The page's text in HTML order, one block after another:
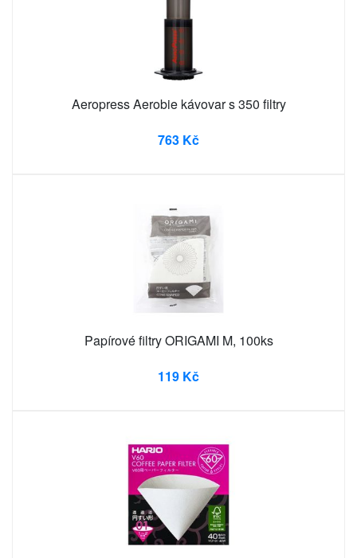
Aeropress Aerobie kávovar s 350 filtry
763 Kč
Papírové filtry ORIGAMI M, 100ks
119 Kč